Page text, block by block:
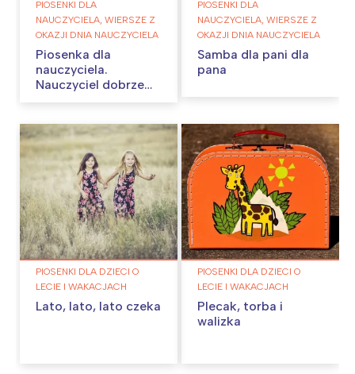
PIOSENKI DLA
NAUCZYCIELA, WIERSZE Z
OKAZJI DNIA NAUCZYCIELA
Piosenka dla
nauczyciela.
Nauczyciel dobrze
PIOSENKI DLA
NAUCZYCIELA, WIERSZE Z
OKAZJI DNIA NAUCZYCIELA
Samba dla pani dla
pana
PIOSENKI DLA DZIECI O
LECIE I WAKACJACH
Lato, lato, lato czeka
PIOSENKI DLA DZIECI O
LECIE I WAKACJACH
Plecak, torba i
walizka